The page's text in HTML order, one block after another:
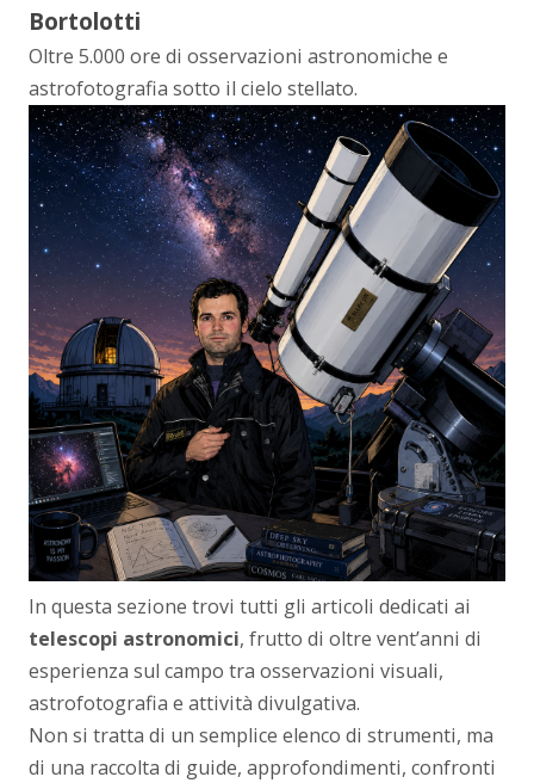
Bortolotti
Oltre 5.000 ore di osservazioni astronomiche e
astrofotografia sotto il cielo stellato.
In questa sezione trovi tutti gli articoli dedicati ai
telescopi astronomici, frutto di oltre vent’anni di
esperienza sul campo tra osservazioni visuali,
astrofotografia e attività divulgativa.
Non si tratta di un semplice elenco di strumenti, ma
di una raccolta di guide, approfondimenti, confronti